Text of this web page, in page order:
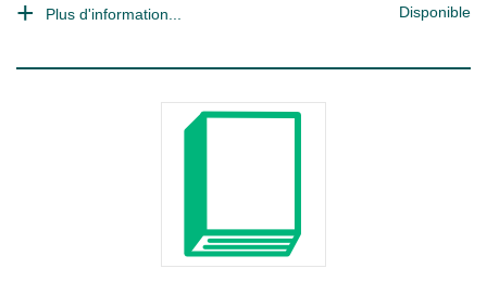
Plus d'information... Disponible